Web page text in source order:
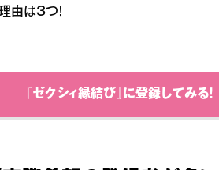
由は３つ！
『ゼクシィ縁結び』に登録してみる！